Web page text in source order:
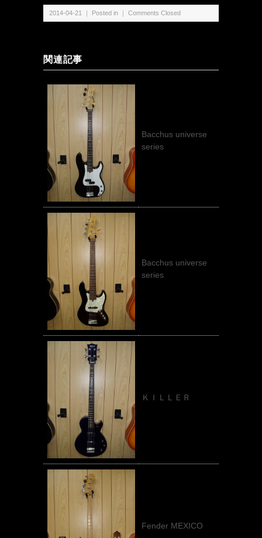
2014-04-21 ｜ Posted in ｜ Comments Closed
関連記事
Bacchus universe
series
Bacchus universe
series
ＫＩＬＬＥＲ
Fender MEXICO